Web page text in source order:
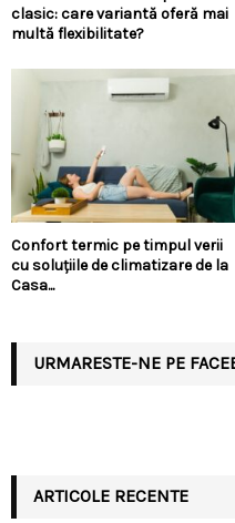
clasic: care variantă oferă mai
multă flexibilitate?
Confort termic pe timpul verii
cu soluțiile de climatizare de la
Casa...
URMARESTE-NE PE
ARTICOLE RECENTE